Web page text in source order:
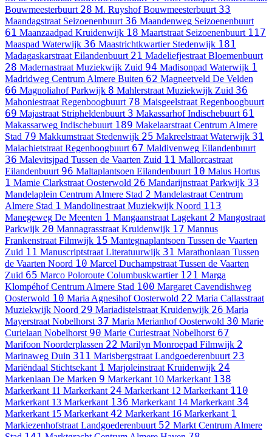
Bouwmeesterbuurt 28 M. Ruyshof Bouwmeesterbuurt 33
Maandagstraat Seizoenenbuurt 36 Maandenweg Seizoenenbuurt
61 Maanzaadpad Kruidenwijk 18 Maartstraat Seizoenenbuurt 117
Maaspad Waterwijk 36 Maastrichtkwartier Stedenwijk 181
Madagaskarstraat Eilandenbuurt 21 Madeliefjestraat Bloemenbuurt
28 Madernastraat Muziekwijk Zuid 94 Madisonpad Waterwijk 1
Madridweg Centrum Almere Buiten 62 Magneetveld De Velden
66 Magnoliahof Parkwijk 8 Mahlerstraat Muziekwijk Zuid 36
Mahoniestraat Regenboogbuurt 78 Maisgeelstraat Regenboogbuurt
69 Majastraat Stripheldenbuurt 3 Makassarhof Indischebuurt 61
Makassarweg Indischebuurt 189 Makelaarstraat Centrum Almere
Stad 79 Makkumstraat Stedenwijk 25 Makreelstraat Waterwijk 31
Malachietstraat Regenboogbuurt 67 Maldivenweg Eilandenbuurt
36 Malevitsjpad Tussen de Vaarten Zuid 11 Mallorcastraat
Eilandenbuurt 96 Maltaplantsoen Eilandenbuurt 10 Malus Hortus
1 Mamie Clarkstraat Oosterwold 26 Mandarijnstraat Parkwijk 33
Mandelaplein Centrum Almere Stad 2 Mandelastraat Centrum
Almere Stad 1 Mandolinestraat Muziekwijk Noord 113
Manegeweg De Meenten 1 Mangaanstraat Lagekant 2 Mangostraat
Parkwijk 20 Mannagrasstraat Kruidenwijk 17 Mannus
Frankenstraat Filmwijk 15 Mantegnaplantsoen Tussen de Vaarten
Zuid 11 Manuscriptstraat Literatuurwijk 31 Marathonlaan Tussen
de Vaarten Noord 10 Marcel Duchampstraat Tussen de Vaarten
Zuid 65 Marco Poloroute Columbuskwartier 121 Marga
Klompéhof Centrum Almere Stad 100 Margaret Cavendishweg
Oosterwold 10 Maria Agnesihof Oosterwold 22 Maria Callasstraat
Muziekwijk Noord 29 Mariadistelstraat Kruidenwijk 26 Maria
Mayerstraat Nobelhorst 37 Maria Merianhof Oosterwold 30 Marie
Curielaan Nobelhorst 90 Marie Curiestraat Nobelhorst 67
Marifoon Noorderplassen 22 Marilyn Monroepad Filmwijk 2
Marinaweg Duin 311 Marisbergstraat Landgoederenbuurt 23
Mariëndaal Stichtsekant 1 Marjoleinstraat Kruidenwijk 24
Markenlaan De Marken 9 Markerkant 10 Markerkant 138
Markerkant 11 Markerkant 24 Markerkant 12 Markerkant 110
Markerkant 13 Markerkant 136 Markerkant 14 Markerkant 34
Markerkant 15 Markerkant 42 Markerkant 16 Markerkant 1
Markiezenhofstraat Landgoederenbuurt 52 Markt Centrum Almere